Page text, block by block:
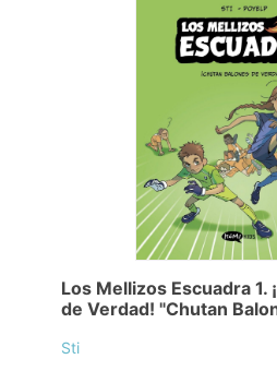
Los Mellizos Escuadra 1.
de Verdad! "Chutan
Sti